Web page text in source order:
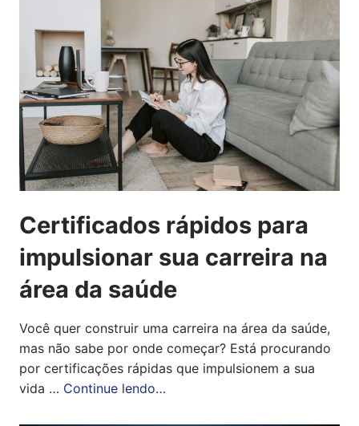
Certificados rápidos para
impulsionar sua carreira na
área da saúde
Você quer construir uma carreira na área da saúde,
mas não sabe por onde começar? Está procurando
por certificações rápidas que impulsionem a sua
vida … Continue lendo…